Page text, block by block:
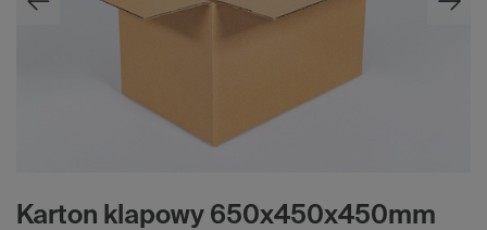
Karton klapowy 650x450x450mm